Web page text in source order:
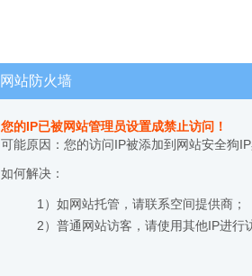
网站防火墙
您的IP已被网站管理员设置成禁止访问！
可能原因：您的访问IP被添加到网站安全狗
如何解决：
1）如网站托管，请联系空间提供商；
2）普通网站访客，请使用其他IP进行